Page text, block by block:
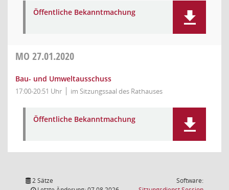
Öffentliche Bekanntmachung
MO 27.01.2020
Bau- und Umweltausschuss
17:00-20:51 Uhr im Sitzungssaal des Rathauses
Öffentliche Bekanntmachung
2 Sätze
Software: